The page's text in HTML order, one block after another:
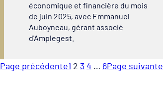
économique et financière du mois
de juin 2025, avec Emmanuel
Auboyneau, gérant associé
d'Amplegest.
Page précédente1 2 3 4 … 6Page suivante